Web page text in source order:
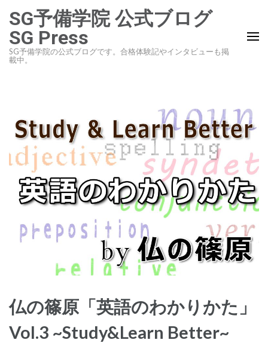
ン
テ
ン
プ
(Enter
SG予備学院 公式ブログ
SG Press
SG予備学院の公式ブログです。合格体験記やインタビューも掲
載中。
仏の篠原「英語のわかりかた」
Vol.3 ~Study&Learn Better~